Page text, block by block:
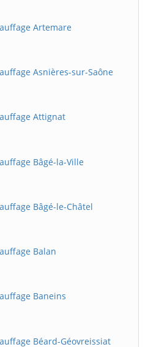
Artemare
Asnières-sur-Saône
Attignat
Bâgé-la-Ville
Bâgé-le-Châtel
Balan
Baneins
Béard-Géovreissiat